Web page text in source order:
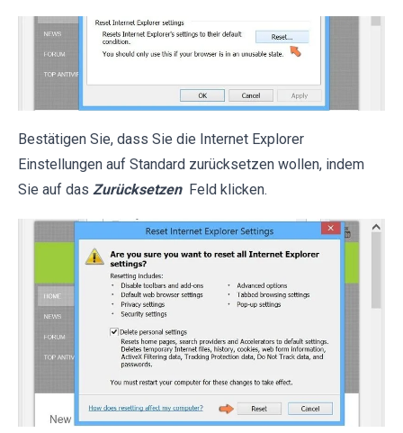
Bestätigen Sie, dass Sie die Internet Explorer
Einstellungen auf Standard zurücksetzen wollen, indem
Sie auf das Zurücksetzen Feld klicken.